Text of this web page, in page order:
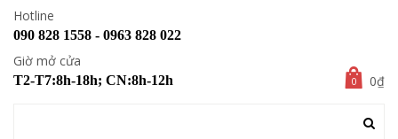
Hotline
090 828 1558 - 0963 828 022
Giờ mở cửa
T2-T7:8h-18h; CN:8h-12h 0 0₫